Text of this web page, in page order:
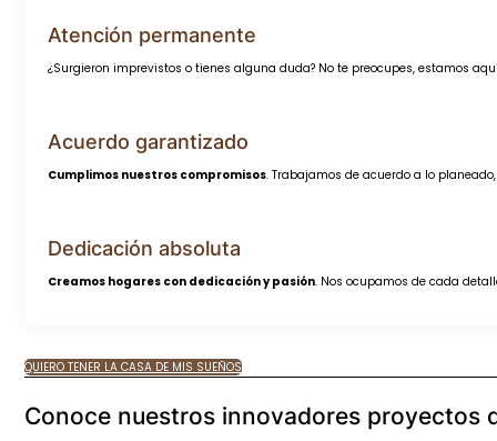
Atención permanente
¿Surgieron imprevistos o tienes alguna duda? No te preocupes, estamos
Acuerdo garantizado
Cumplimos nuestros compromisos. Trabajamos de acuerdo a lo
Dedicación absoluta
Creamos hogares con dedicación y pasión. Nos ocupamos de cada
QUIERO TENER LA CASA DE MIS SUEÑOS
Conoce nuestros innovadores proyectos